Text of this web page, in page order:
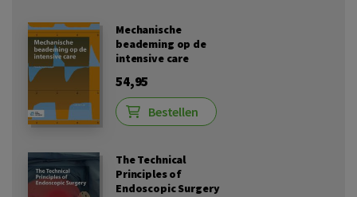
Mechanische
beademing op de
intensive care
54,95
Bestellen
The Technical
Principles of
Endoscopic Surgery